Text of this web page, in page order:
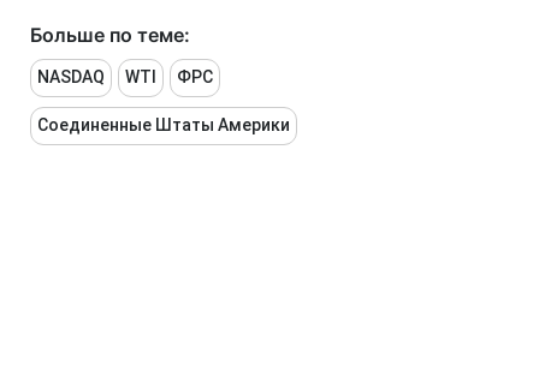
Больше по теме:
NASDAQ WTI ФРС
Соединенные Штаты Америки